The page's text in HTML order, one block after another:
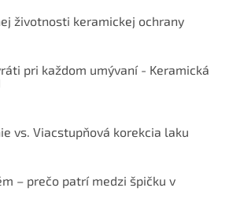
životnosti keramickej ochrany
pri každom umývaní - Keramická
vs. Viacstupňová korekcia laku
– prečo patrí medzi špičku v